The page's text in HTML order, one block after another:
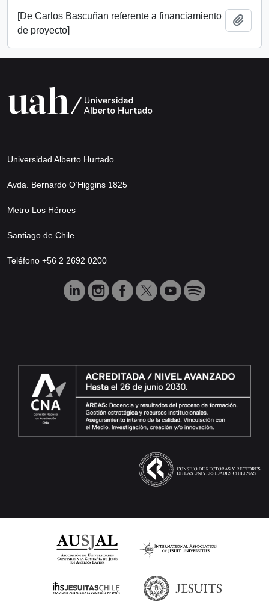
[De Carlos Bascuñan referente a financiamiento
de proyecto]
Universidad Alberto Hurtado
Avda. Bernardo O’Higgins 1825
Metro Los Héroes
Santiago de Chile
Teléfono +56 2 2692 0200